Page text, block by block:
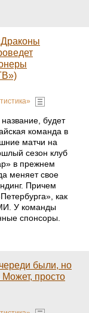
будет
команда в
матчи на
сезон клуб
в прежнем
меняет свое
Причем
как
У команды
спонсоры.
были, но
просто